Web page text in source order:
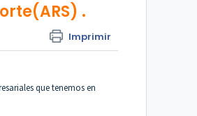
.
Imprimir
que tenemos en